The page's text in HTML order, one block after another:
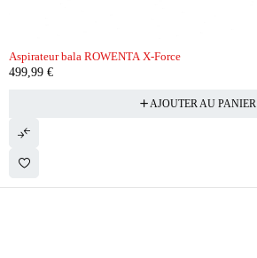
Aspirateur bala ROWENTA X-Force
499,99 €
AJOUTER AU PANIER